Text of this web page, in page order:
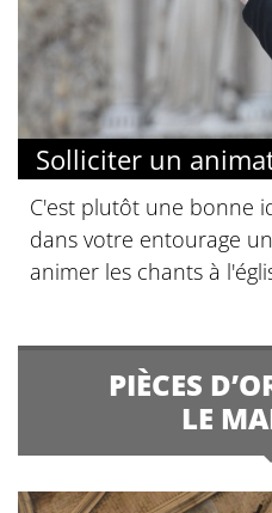
Solliciter un
C'est plutôt une bonne
dans votre entourage
animer les chants à
PIÈCES
LE